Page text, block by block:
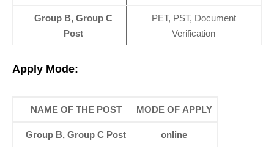
Group B, Group C
Post
PET, PST, Document
Verification
Apply Mode:
NAME OF THE POST MODE OF APPLY
Group B, Group C Post online